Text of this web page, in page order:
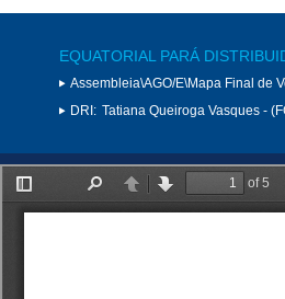
EQUATORIAL PARÁ
Assembleia\AGO/E\Mapa Final de
DRI: Tatiana Queiroga Vasques -